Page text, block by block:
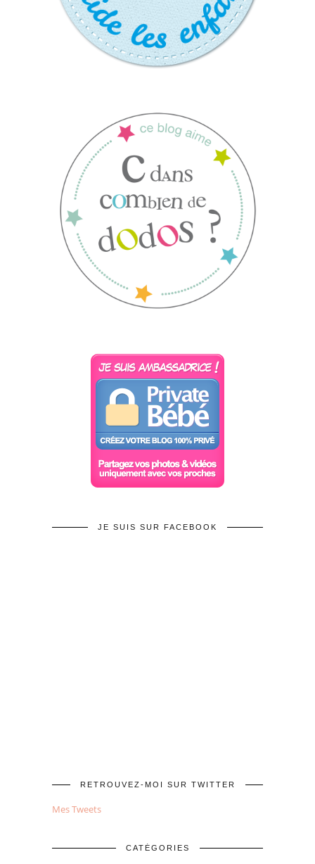
JE SUIS SUR FACEBOOK
RETROUVEZ-MOI SUR TWITTER
Mes Tweets
CATÉGORIES